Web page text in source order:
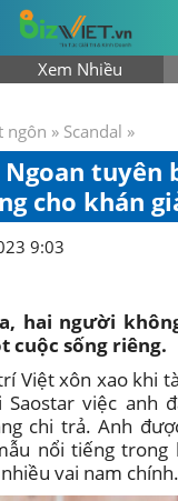
Xem Nhiều
ngôn » Scandal »
Ngoan tuyên
cho khán
9:03
hai người
cuộc sống riêng.
Việt xôn xao khi
Saostar việc anh
chi trả. Anh
nổi tiếng trong
vai nam chính.